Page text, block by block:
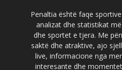
Penaltia është faqe
analizat dhe statistikat
dhe sportet e tjera. Me
saktë dhe atraktive, ajo
live, informacione nga
interesante dhe